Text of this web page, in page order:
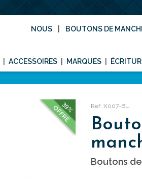
NOUS BOUTONS DE
ACCESSOIRES MARQUES
39%
OFFRE Ref: X007-BL
Boutons